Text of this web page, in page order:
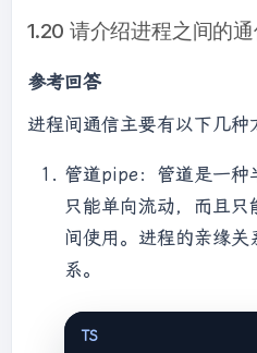
pthread_join(thread[1],
1.20 请介绍进程之间的通
参考回答
进程间通信主要有以下几种
管道pipe：管道是一种
只能单向流动，而且
间使用。进程的亲缘关
系。
TS